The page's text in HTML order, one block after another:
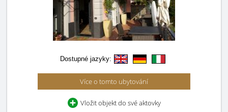
Dostupné jazyky:
Více o tomto ubytování
Vložit objekt do své aktovky